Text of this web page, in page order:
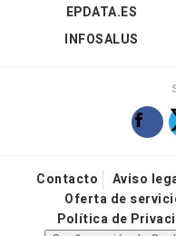
EPDATA.ES
INFOSALUS
Contacto Aviso
Oferta de
Política de